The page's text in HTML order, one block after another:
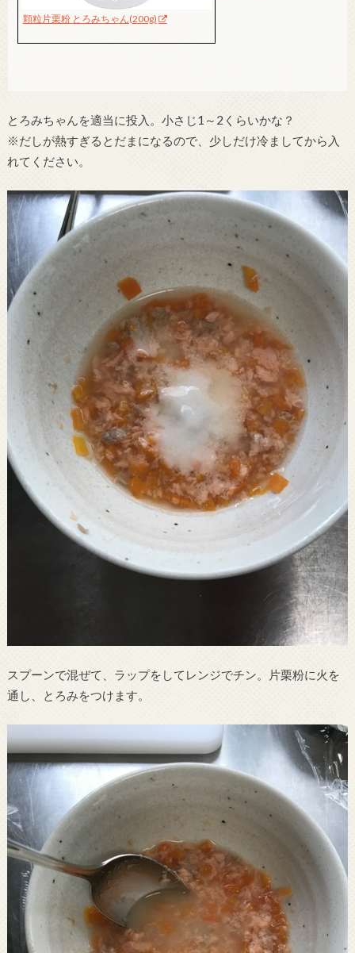
顆粒片栗粉 とろみちゃん(200g)
とろみちゃんを適当に投入。小さじ1～2くらいかな？
※だしが熱すぎるとだまになるので、少しだけ冷ましてから入
れてください。
スプーンで混ぜて、ラップをしてレンジでチン。片栗粉に火を
通し、とろみをつけます。